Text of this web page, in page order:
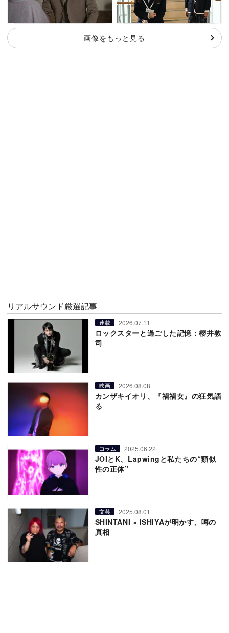
画像をもっと見る
リアルサウンド厳選記事
連載 2026.07.11
ロックスターと過ごした記憶：櫻井敦
司
映画 2026.08.08
カンザキイオリ、『禍禍女』の狂気語
る
コラム 2025.06.22
JOIとK、Lapwingと私たちの“類似
性の正体”
文芸 2025.08.01
SHINTANI × ISHIYAが明かす、噂の
真相